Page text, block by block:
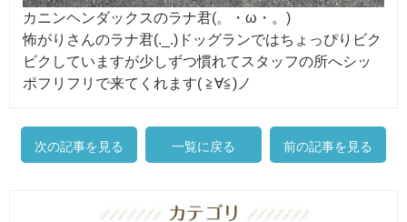
カニンヘンダックスのラナ君(。・ω・。)
怖がりさんのラナ君(._.)ドッグランではちょっぴりビク
ビクしていますが少しずつ慣れてスタッフの所へシッ
ポフリフリで来てくれます( ≧∀≦)ノ
次の記事を見る 一覧に戻る 前の記事を見る